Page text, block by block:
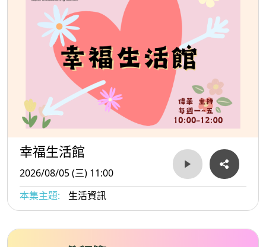
幸福生活館
2026/08/05 (三) 11:00
本集主題:
生活資訊